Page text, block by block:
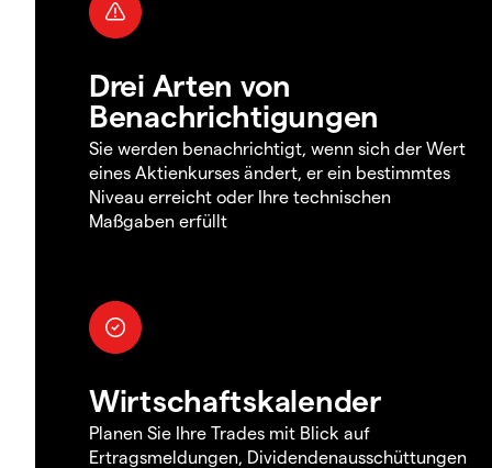
Drei Arten von
Benachrichtigungen
Sie werden benachrichtigt, wenn sich der Wert
eines Aktienkurses ändert, er ein bestimmtes
Niveau erreicht oder Ihre technischen
Maßgaben erfüllt
Wirtschaftskalender
Planen Sie Ihre Trades mit Blick auf
Ertragsmeldungen, Dividendenausschüttungen